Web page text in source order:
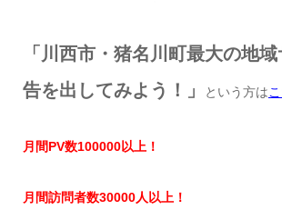
「川西市・猪名川町最大の地
告を出してみよう！」
という方は
月間PV数100000以上！
月間訪問者数30000人以上！